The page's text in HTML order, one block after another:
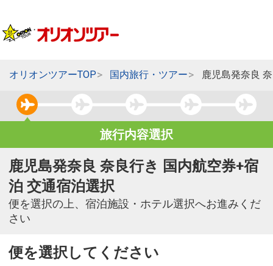
オリオンツアーTOP 国内旅行・ツアー 鹿児島発奈良
旅行内容選択
鹿児島発奈良 奈良行き 国内航空券+宿
泊 交通宿泊選択
便を選択の上、宿泊施設・ホテル選択へお進みくだ
さい
便を選択してください